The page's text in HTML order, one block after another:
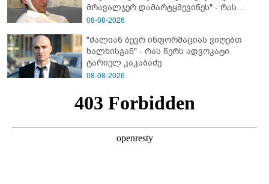
მრავალჯერ დამარტყმევინეს" - რას
ჰყვება კურიერი, რომელსაც
გაუსწორდნენ?
08-08-2026
"ძალიან ბევრ ინფორმაციას ვიღებთ
ხალხისგან" - რას წერს ადვოკატი
ტარიელ კაკაბაძე
08-08-2026